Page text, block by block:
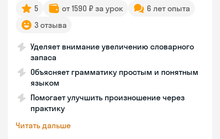
5 от 1590 ₽ за урок
6 лет опыта
3 отзыва
Уделяет внимание увеличению словарного
запаса
Объясняет грамматику простым и понятным
языком
Помогает улучшить произношение через
практику
Читать дальше